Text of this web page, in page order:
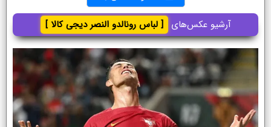
آرشیو عکس‌های [ لباس رونالدو النصر دیجی کالا ]